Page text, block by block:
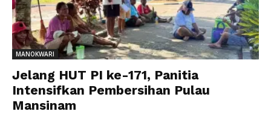
MANOKWARI
Jelang HUT PI ke-171, Panitia
Intensifkan Pembersihan Pulau
Mansinam